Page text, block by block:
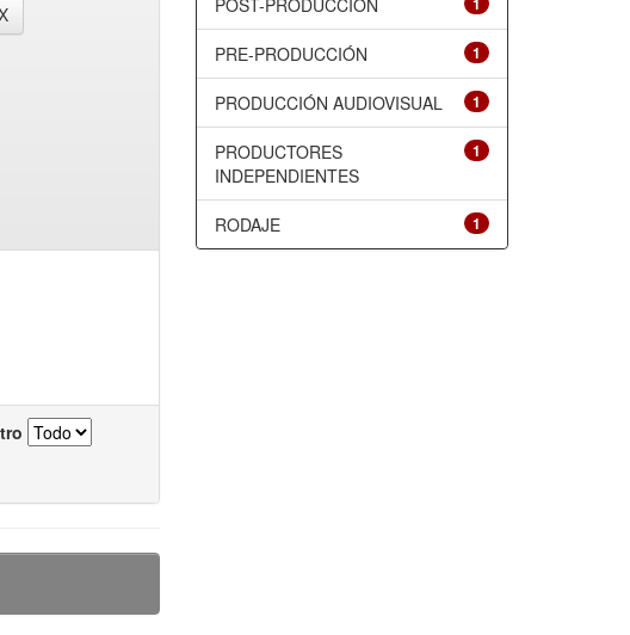
POST-PRODUCCIÓN
1
PRE-PRODUCCIÓN
1
PRODUCCIÓN AUDIOVISUAL
1
PRODUCTORES
INDEPENDIENTES
1
RODAJE